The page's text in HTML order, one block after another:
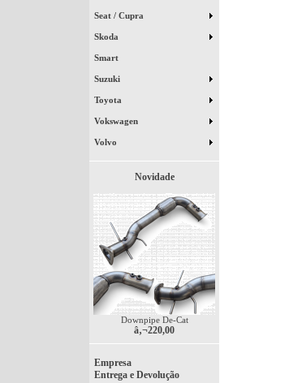
Seat / Cupra
Skoda
Smart
Suzuki
Toyota
Vokswagen
Volvo
Novidade
Downpipe De-Cat
â‚¬220,00
Empresa
Entrega e Devolução